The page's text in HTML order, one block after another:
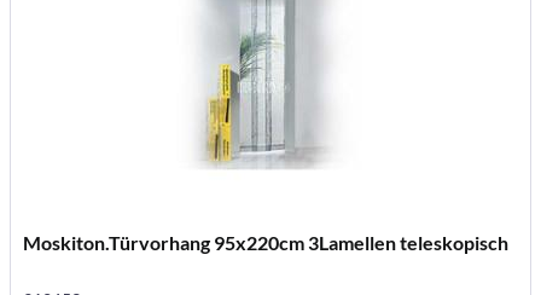
Moskiton.Türvorhang 95x220cm 3Lamellen teleskopisch